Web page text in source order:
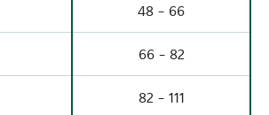
48 - 66
66 - 82
82 - 111